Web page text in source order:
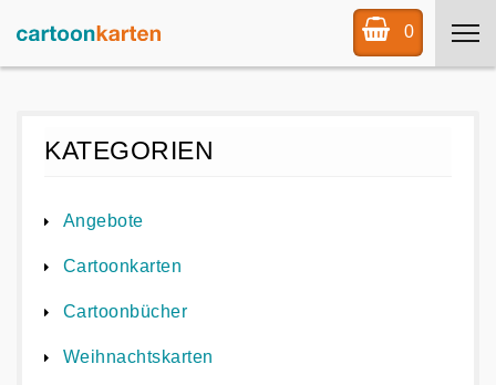
0
KATEGORIEN
Angebote
Cartoonkarten
Cartoonbücher
Weihnachtskarten